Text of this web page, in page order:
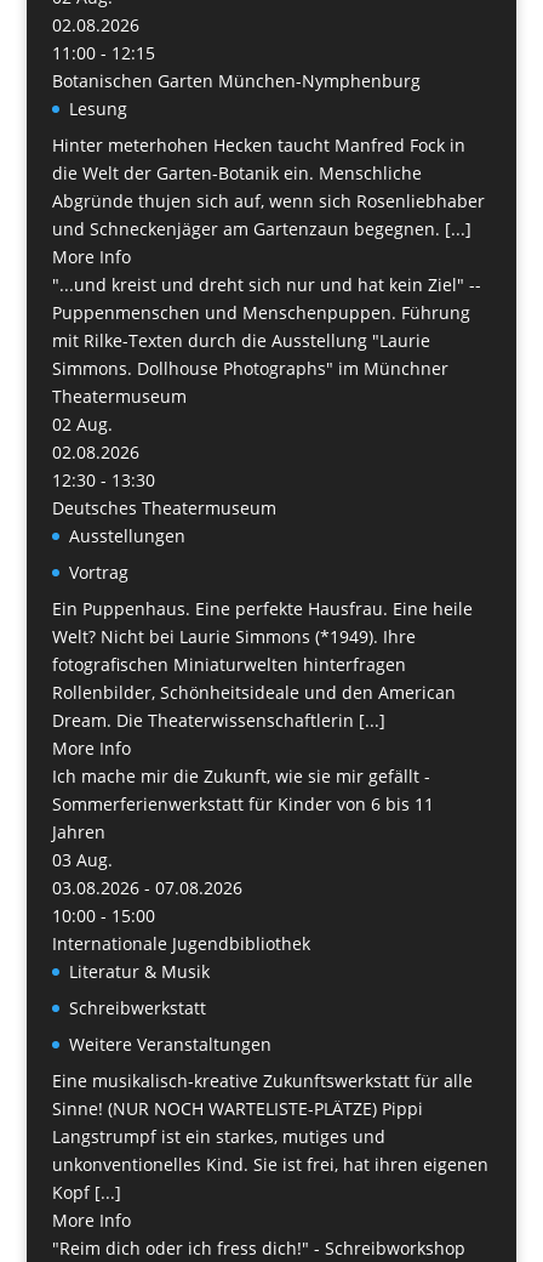
02.08.2026
11:00 - 12:15
Botanischen Garten München-Nymphenburg
Lesung
Hinter meterhohen Hecken taucht Manfred Fock in
die Welt der Garten-Botanik ein. Menschliche
Abgründe thujen sich auf, wenn sich Rosenliebhaber
und Schneckenjäger am Gartenzaun begegnen. [...]
More Info
"...und kreist und dreht sich nur und hat kein Ziel" --
Puppenmenschen und Menschenpuppen. Führung
mit Rilke-Texten durch die Ausstellung "Laurie
Simmons. Dollhouse Photographs" im Münchner
Theatermuseum
02 Aug.
02.08.2026
12:30 - 13:30
Deutsches Theatermuseum
Ausstellungen
Vortrag
Ein Puppenhaus. Eine perfekte Hausfrau. Eine heile
Welt? Nicht bei Laurie Simmons (*1949). Ihre
fotografischen Miniaturwelten hinterfragen
Rollenbilder, Schönheitsideale und den American
Dream. Die Theaterwissenschaftlerin [...]
More Info
Ich mache mir die Zukunft, wie sie mir gefällt -
Sommerferienwerkstatt für Kinder von 6 bis 11
Jahren
03 Aug.
03.08.2026 - 07.08.2026
10:00 - 15:00
Internationale Jugendbibliothek
Literatur & Musik
Schreibwerkstatt
Weitere Veranstaltungen
Eine musikalisch-kreative Zukunftswerkstatt für alle
Sinne! (NUR NOCH WARTELISTE-PLÄTZE) Pippi
Langstrumpf ist ein starkes, mutiges und
unkonventionelles Kind. Sie ist frei, hat ihren eigenen
Kopf [...]
More Info
"Reim dich oder ich fress dich!" - Schreibworkshop